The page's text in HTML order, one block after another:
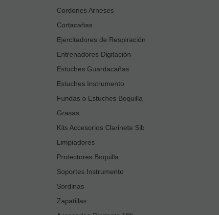
Cordones Arneses
Cortacañas
Ejercitadores de Respiración
Entrenadores Digitación
Estuches Guardacañas
Estuches Instrumento
Fundas o Estuches Boquilla
Grasas
Kits Accesorios Clarinete Sib
Limpiadores
Protectores Boquilla
Soportes Instrumento
Sordinas
Zapatillas